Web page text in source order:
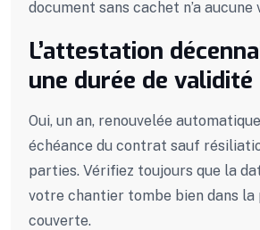
document sans cachet n’a
L’attestation
une durée de validité
Oui, un an, renouvelée
échéance du contrat sauf
parties. Vérifiez toujours que la
votre chantier tombe bien dans la
couverte.